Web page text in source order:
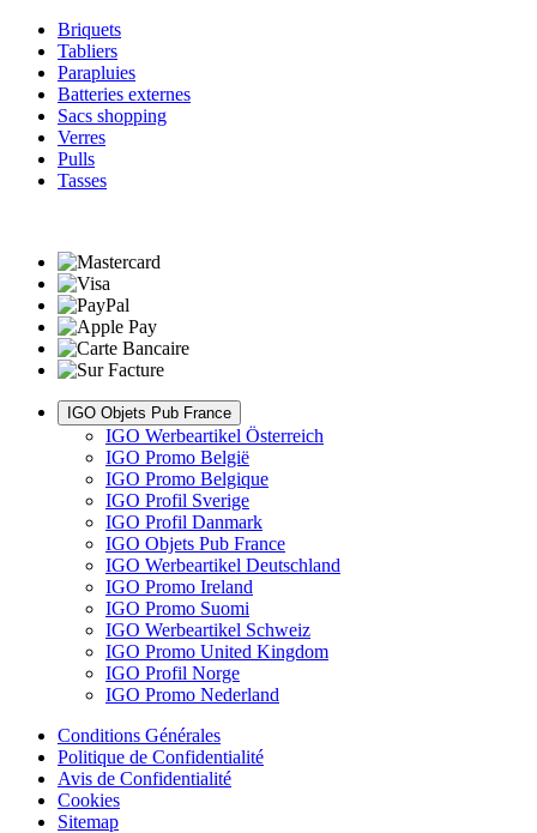
Briquets
Tabliers
Parapluies
Batteries externes
Sacs shopping
Verres
Pulls
Tasses
IGO Objets Pub France
IGO Werbeartikel Österreich
IGO Promo België
IGO Promo Belgique
IGO Profil Sverige
IGO Profil Danmark
IGO Objets Pub France
IGO Werbeartikel Deutschland
IGO Promo Ireland
IGO Promo Suomi
IGO Werbeartikel Schweiz
IGO Promo United Kingdom
IGO Profil Norge
IGO Promo Nederland
Conditions Générales
Politique de Confidentialité
Avis de Confidentialité
Cookies
Sitemap